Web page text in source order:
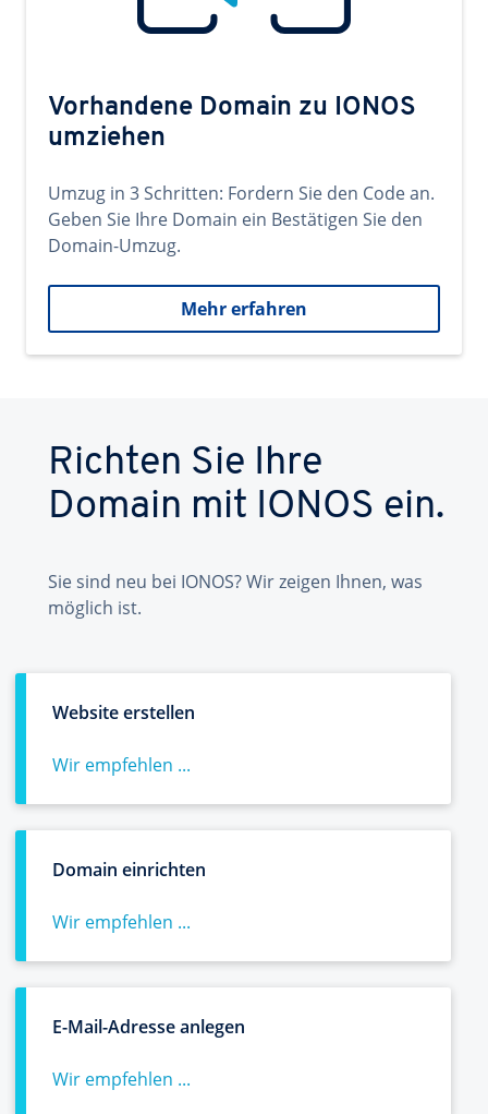
Vorhandene Domain zu IONOS
umziehen
Umzug in 3 Schritten: Fordern Sie den Code an.
Geben Sie Ihre Domain ein Bestätigen Sie den
Domain-Umzug.
Mehr erfahren
Richten Sie Ihre
Domain mit IONOS ein.
Sie sind neu bei IONOS? Wir zeigen Ihnen, was
möglich ist.
Website erstellen
Wir empfehlen ...
Domain einrichten
Wir empfehlen ...
E-Mail-Adresse anlegen
Wir empfehlen ...